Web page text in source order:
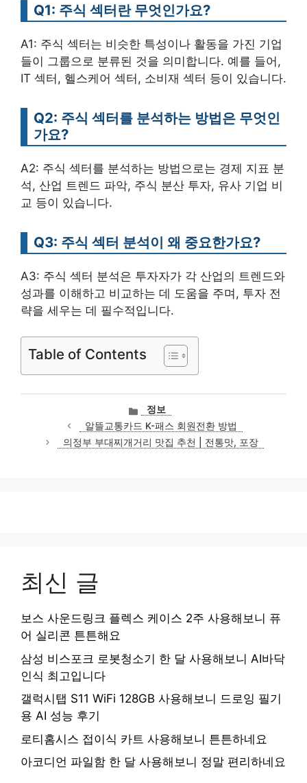
Q1: 주식 섹터란 무엇인가요?
A1: 주식 섹터는 비슷한 특성이나 활동을 가진 기업
들이 그룹으로 분류된 것을 의미합니다. 예를 들어,
IT 섹터, 헬스케어 섹터, 소비재 섹터 등이 있습니다.
Q2: 주식 섹터를 분석하는 방법은 무엇인
가요?
A2: 주식 섹터를 분석하는 방법으로는 경제 지표 분
석, 산업 트렌드 파악, 주식 분산 투자, 유사 기업 비
교 등이 있습니다.
Q3: 주식 섹터 분석이 왜 중요한가요?
A3: 주식 섹터 분석은 투자자가 각 산업의 트렌드와
성과를 이해하고 비교하는 데 도움을 주며, 투자 전
략을 세우는 데 필수적입니다.
Table of Contents
카
테
고
리
정보
알뜰교통카드 K-패스 회원전환 방법
의정부 부대찌개거리 맛집 추천 | 전통맛, 포장
최신 글
보스 사운드링크 플렉스 케이스 2주 사용해보니 퓨
어 실리콘 튼튼해요
삼성 비스포크 로봇청소기 한 달 사용해보니 AI바닥
인식 최고입니다
갤럭시탭 S11 WiFi 128GB 사용해보니 드로잉 필기
용 AI 성능 후기
로티홈시스 접이식 카트 사용해보니 튼튼하네요
아코디언 파일함 한 달 사용해보니 정말 편리하네요